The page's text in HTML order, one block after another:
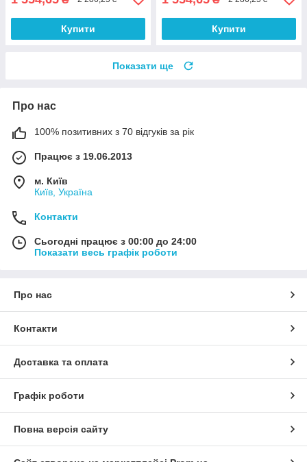
Купити Купити
Показати ще
Про нас
100% позитивних з 70 відгуків за рік
Працює з 19.06.2013
м. Київ
Київ, Україна
Контакти
Сьогодні працює з 00:00 до 24:00
Показати весь графік роботи
Про нас
Контакти
Доставка та оплата
Графік роботи
Повна версія сайту